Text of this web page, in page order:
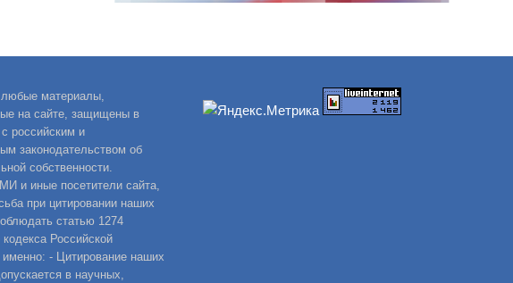
любые материалы,
на сайте, защищены в
с российским и
законодательством об
собственности.
и иные посетители сайта,
при цитировании наших
статью 1274
кодекса Российской
- Цитирование наших
в научных,